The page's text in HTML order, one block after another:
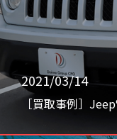
2021/03/14
［買取事例］